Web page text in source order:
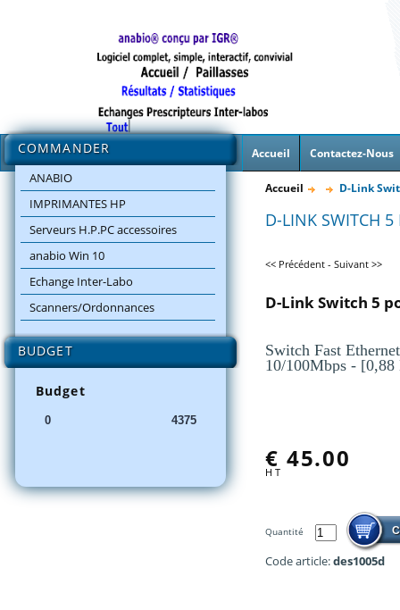
Accueil Contactez-Nous
COMMANDER
ANABIO
IMPRIMANTES HP
Serveurs H.P.PC accessoires
anabio Win 10
Echange Inter-Labo
Scanners/Ordonnances
BUDGET
Budget
Accueil D-Link
D-LINK SWITCH 5
<< Précédent- Suivant >>
D-Link Switch 5
Switch Fast
10/100Mbps -
€ 45.00
H T
Quantité
Code article:des1005d